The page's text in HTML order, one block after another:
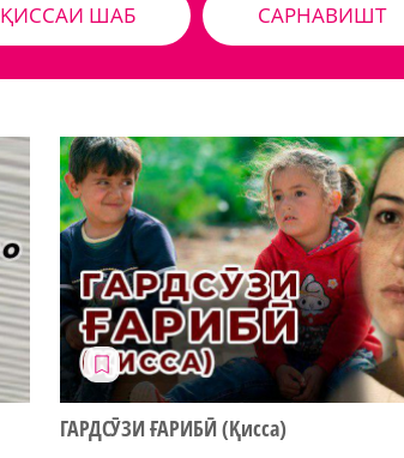
ҚИССАИ ШАБ САРНАВИШТ
ГАРДСӮЗИ ҒАРИБӢ (Қисса)